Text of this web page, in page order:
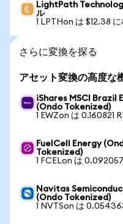
LightPath
ル
1 LPTHon は $12.38 に
さらに変換を探る
アセット変換の高度な
iShares MSCI Brazil
(Ondo Tokenized)
1 EWZon は 0.160821
FuelCell Energy
Tokenized)
1 FCELon は
Navitas
(Ondo Tokenized)
1 NVTSon は